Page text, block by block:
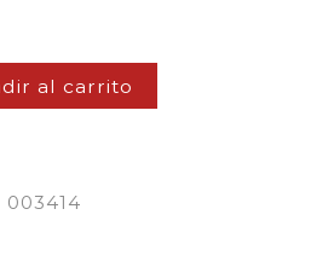
al carrito
003414